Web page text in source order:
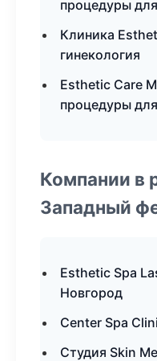
процедуры
Клиника
гинекология
Esthetic Care
процедуры
Компании в
Западный
Esthetic Spa
Новгород
Center Spa
Студия Skin